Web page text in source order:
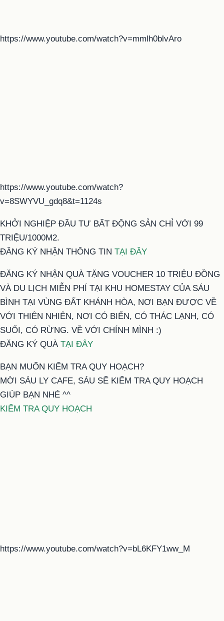
https://www.youtube.com/watch?v=mmlh0blvAro
https://www.youtube.com/watch?
v=8SWYVU_gdq8&t=1124s
KHỞI NGHIỆP ĐẦU TƯ BẤT ĐỘNG SẢN CHỈ VỚI 99
TRIỆU/1000M2.
ĐĂNG KÝ NHẬN THÔNG TIN TẠI ĐÂY
ĐĂNG KÝ NHẬN QUÀ TẶNG VOUCHER 10 TRIỆU ĐỒNG
VÀ DU LỊCH MIỄN PHÍ TẠI KHU HOMESTAY CỦA SÁU
BÌNH TẠI VÙNG ĐẤT KHÁNH HÒA, NƠI BẠN ĐƯỢC VỀ
VỚI THIÊN NHIÊN, NƠI CÓ BIỂN, CÓ THÁC LẠNH, CÓ
SUỐI, CÓ RỪNG. VỀ VỚI CHÍNH MÌNH :)
ĐĂNG KÝ QUÀ TẠI ĐÂY
BẠN MUỐN KIỂM TRA QUY HOẠCH?
MỜI SÁU LY CAFE, SÁU SẼ KIỂM TRA QUY HOẠCH
GIÚP BẠN NHÉ ^^
KIỂM TRA QUY HOẠCH
https://www.youtube.com/watch?v=bL6KFY1ww_M